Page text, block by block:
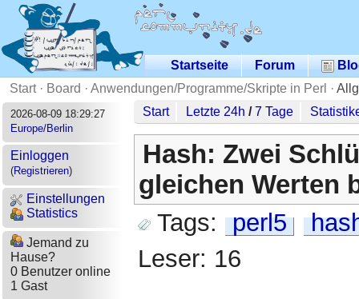
Startseite Forum
Start· Board · Anwendungen/Programme/Skripte in Perl ·
2026-08-09 18:29:27
Europe/Berlin
Einloggen
(Registrieren)
Einstellungen
Statistics
Jemand zu
Hause?
0 Benutzer online
1 Gast
Start Letzte 24h /7 Tage
Hash: Zwei
gleichen Werten
Tags: perl5
Leser: 16